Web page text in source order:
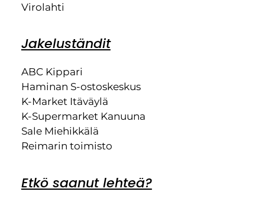
Virolahti
Jakeluständit
ABC Kippari
Haminan S-ostoskeskus
K-Market Itäväylä
K-Supermarket Kanuuna
Sale Miehikkälä
Reimarin toimisto
Etkö saanut lehteä?